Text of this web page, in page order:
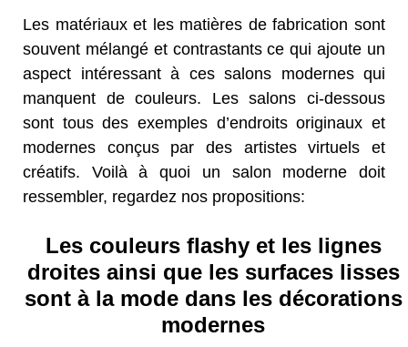
Les matériaux et les matières de fabrication sont
souvent mélangé et contrastants ce qui ajoute un
aspect intéressant à ces salons modernes qui
manquent de couleurs. Les salons ci-dessous
sont tous des exemples d’endroits originaux et
modernes conçus par des artistes virtuels et
créatifs. Voilà à quoi un salon moderne doit
ressembler, regardez nos propositions:
Les couleurs flashy et les lignes
droites ainsi que les surfaces lisses
sont à la mode dans les décorations
modernes